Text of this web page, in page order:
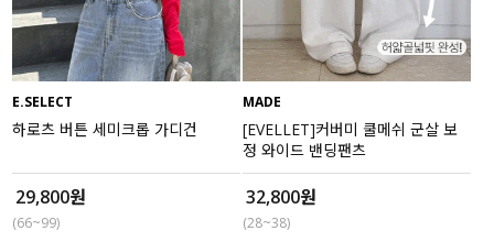
베스트
MADE
세트할인 ~30%
살안타템
니트
블라우스
원피스
팬츠
E.SELECT
하로츠 버튼 세미크롭 가디건
29,800원
(66~99)
MADE
[EVELLET]커버미 쿨메쉬 군살 보
정 와이드 밴딩팬츠
32,800원
(28~38)